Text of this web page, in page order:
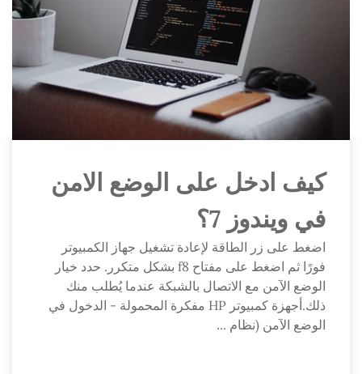
كيف ادخل على الوضع الامن
في ويندوز 7؟
اضغط على زر الطاقة لإعادة تشغيل جهاز الكمبيوتر
فورًا ثم اضغط على مفتاح f8 بشكل متكرر. حدد خيار
الوضع الآمن مع الاتصال بالشبكة عندما يُطلب منك
ذلك.أجهزة كمبيوتر HP مفكرة المحمولة - الدخول في
الوضع الآمن (نظام ...